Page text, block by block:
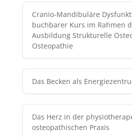
Cranio-Mandibuläre
buchbarer Kurs im Rahmen
Ausbildung Strukturelle
Osteopathie
Das Becken als
Das Herz in der
osteopathischen Praxis